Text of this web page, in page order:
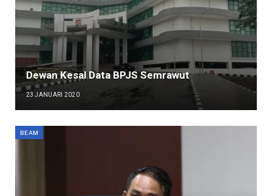
Dewan Kesal Data BPJS Semrawut
23 JANUARI 2020
BEAM